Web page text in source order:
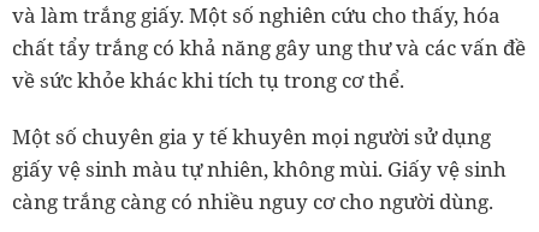
và làm trắng giấy. Một số nghiên cứu cho thấy, hóa
chất tẩy trắng có khả năng gây ung thư và các vấn đề
về sức khỏe khác khi tích tụ trong cơ thể.
Một số chuyên gia y tế khuyên mọi người sử dụng
giấy vệ sinh màu tự nhiên, không mùi. Giấy vệ sinh
càng trắng càng có nhiều nguy cơ cho người dùng.